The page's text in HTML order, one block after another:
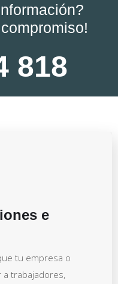
818
e
tu empresa o
a trabajadores,